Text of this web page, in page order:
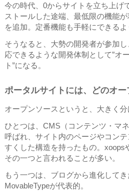
今の時代、0からサイトを立ち上げ
ストールした途端、最低限の機能
を追加。定番機能も手軽にできるよ
そうなると、大勢の開発者が参加
応できるような開発体制として”オ
ト”になる。
ポータルサイトには、どのオ
オープンソースというと、大きく分
ひとつは、CMS（コンテンツ・マ
呼ばれ、サイト内のページやコン
すくした構造を持ったもの。xoops
その一つと言われることが多い。
もう一つは、ブログから進化してき
MovableTypeが代表的。